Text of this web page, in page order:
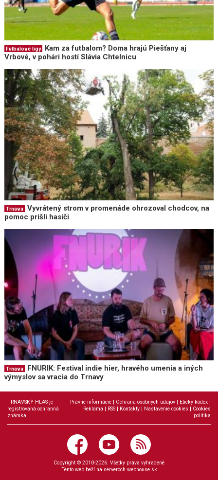
Futbalové ligy
Kam za futbalom? Doma hrajú Piešťany aj
Vrbové, v pohári hostí Slávia Chtelnicu
Trnava
Vyvrátený strom v promenáde ohrozoval chodcov, na
pomoc prišli hasiči
Trnava
FNURIK: Festival indie hier, hravého umenia a iných
výmyslov sa vracia do Trnavy
TRNAVSKÝ HLAS je
registrovaná ochranná
známka
Právne informácie | Ochrana osobných údajov | Etický kódex |
Reklama | RSS | Kontakty | Nastavenie cookies | Cookies
politika
Copyright © 2010-2026. Všetky práva vyhradené
Tento web beží na serveroch webhouse.sk